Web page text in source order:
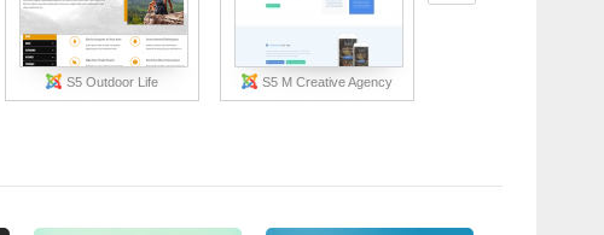
S5 Outdoor Life S5 M Creative Agency